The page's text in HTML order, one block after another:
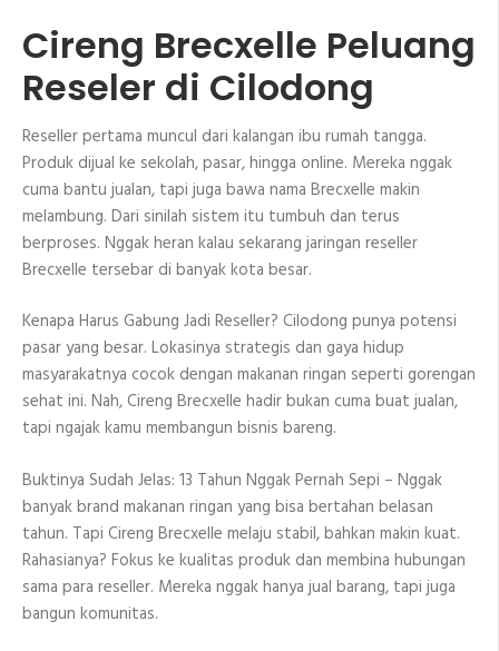
Cireng Brecxelle Peluang
Reseler di Cilodong
Reseller pertama muncul dari kalangan ibu rumah tangga.
Produk dijual ke sekolah, pasar, hingga online. Mereka nggak
cuma bantu jualan, tapi juga bawa nama Brecxelle makin
melambung. Dari sinilah sistem itu tumbuh dan terus
berproses. Nggak heran kalau sekarang jaringan reseller
Brecxelle tersebar di banyak kota besar.
Kenapa Harus Gabung Jadi Reseller? Cilodong punya potensi
pasar yang besar. Lokasinya strategis dan gaya hidup
masyarakatnya cocok dengan makanan ringan seperti gorengan
sehat ini. Nah, Cireng Brecxelle hadir bukan cuma buat jualan,
tapi ngajak kamu membangun bisnis bareng.
Buktinya Sudah Jelas: 13 Tahun Nggak Pernah Sepi – Nggak
banyak brand makanan ringan yang bisa bertahan belasan
tahun. Tapi Cireng Brecxelle melaju stabil, bahkan makin kuat.
Rahasianya? Fokus ke kualitas produk dan membina hubungan
sama para reseller. Mereka nggak hanya jual barang, tapi juga
bangun komunitas.